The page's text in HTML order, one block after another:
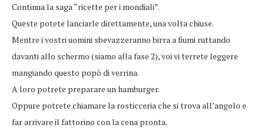
Continua la saga “ricette per i mondiali”.
Queste potete lanciarle direttamente, una volta chiuse.
Mentre i vostri uomini sbevazzeranno birra a fiumi ruttando
davanti allo schermo (siamo alla fase 2), voi vi terrete leggere
mangiando questo popò di verrina.
A loro potrete preparare un hamburger.
Oppure potrete chiamare la rosticceria che si trova all’angolo e
far arrivare il fattorino con la cena pronta.